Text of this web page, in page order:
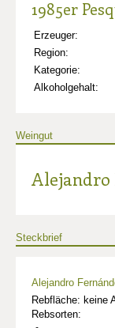
1985er
Erzeuger:
Region:
Kategorie:
Alkoholgehalt:
Weingut
Alejandro
Steckbrief
Alejandro
Rebfläche: keine
Rebsorten: